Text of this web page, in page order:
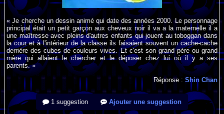
« Je cherche un dessin animé qui date des années 2000. Le personnage
principal était un petit garçon aux cheveux noir il va a la maternelle il a
une maîtresse avec pleins d'autres enfants qui jouent au toboggan dans
la cour et à l'intérieur de la classe ils faisaient souvent un cache-cache
derrière des cubes de couleurs vives. Et c'est son grand père ou grand
mère qui allaient le chercher et le déposer chez lui où il y a ses
parents. »
Réponse : Shin Chan
1 suggestion Ajouter une suggestion